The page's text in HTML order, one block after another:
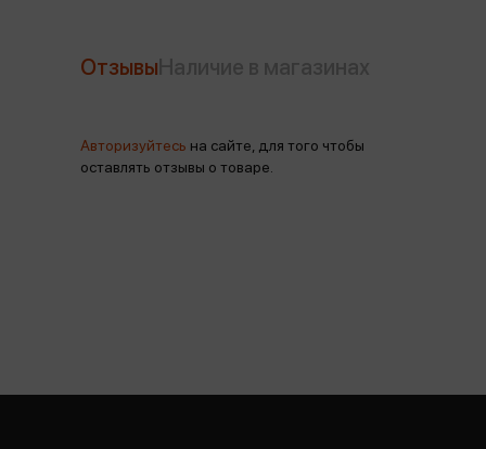
Отзывы
Авторизуйтесь на сайте, для того чтобы
оставлять отзывы о товаре.